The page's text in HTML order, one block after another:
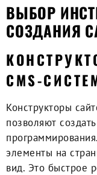
ВЫБОР
СОЗДАНИЯ
CMS-
Конструкторы
позволяют
элементы на
вид. Это быстрое